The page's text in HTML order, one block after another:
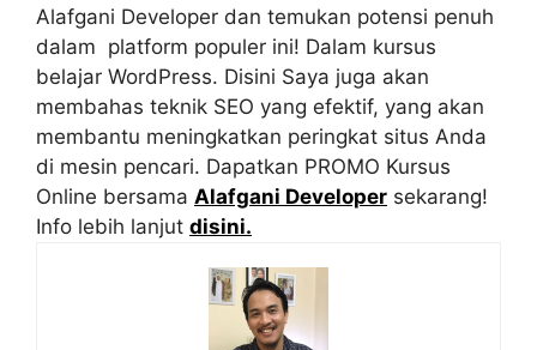
Alafgani Developer dan temukan potensi penuh
dalam platform populer ini! Dalam kursus
belajar WordPress. Disini Saya juga akan
membahas teknik SEO yang efektif, yang akan
membantu meningkatkan peringkat situs Anda
di mesin pencari. Dapatkan PROMO Kursus
Online bersama Alafgani Developer sekarang!
Info lebih lanjut disini.